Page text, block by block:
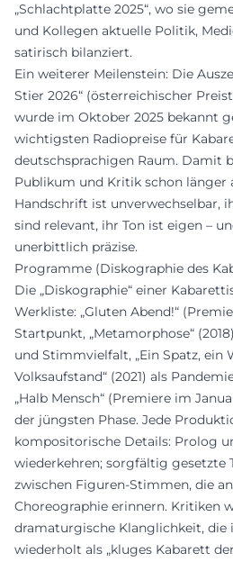
„Schlachtplatte 2025“, wo sie
und Kollegen aktuelle Politik,
satirisch bilanziert.
Ein weiterer Meilenstein: Die
Stier 2026“ (österreichischer
wurde im Oktober 2025 bekannt
wichtigsten Radiopreise für
deutschsprachigen Raum. Damit
Publikum und Kritik schon länger
Handschrift ist unverwechselbar,
sind relevant, ihr Ton ist eigen –
unerbittlich präzise.
Programme (Diskographie des
Die „Diskographie“ einer
Werkliste: „Gluten Abend!“
Startpunkt, „Metamorphose“
und Stimmvielfalt, „Ein Spatz, ein
Volksaufstand“ (2021) als
„Halb Mensch“ (Premiere im
der jüngsten Phase. Jede
kompositorische Details: Prolog
wiederkehren; sorgfältig gesetzte
zwischen Figuren-Stimmen, die
Choreographie erinnern. Kritiken
dramaturgische Klanglichkeit, die
wiederholt als „kluges Kabarett